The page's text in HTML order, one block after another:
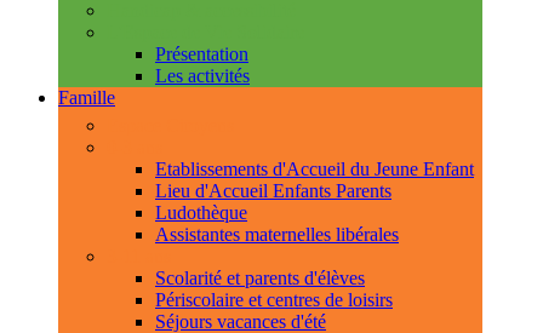
Présentation
Les activités
Famille
Etablissements d'Accueil du Jeune Enfant
Lieu d'Accueil Enfants Parents
Ludothèque
Assistantes maternelles libérales
Scolarité et parents d'élèves
Périscolaire et centres de loisirs
Séjours vacances d'été